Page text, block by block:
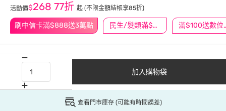
刷中信卡滿$888送3萬點 民生/髮類滿$388送舒潔冰巾 滿
活動價$268 77折 起 (不限金額結帳享85折)
加入購物袋
查看門市庫存 (可能有時間誤差)